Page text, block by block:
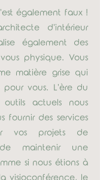
également faux !
d'intérieur
également des
physique. Vous
matière grise qui
vous. L'ère du
actuels nous
fournir des services
vos projets de
maintenir une
si nous étions à
visioconférence, le